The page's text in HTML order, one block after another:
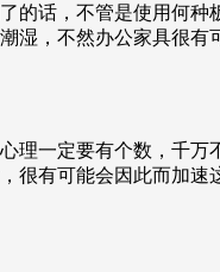
话，不管是使用何
，不然办公家具很
一定要有个数，千
有可能会因此而加